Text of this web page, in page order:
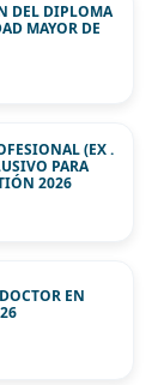
DEL DIPLOMA
MAYOR DE
(EX .
PARA
2026
EN